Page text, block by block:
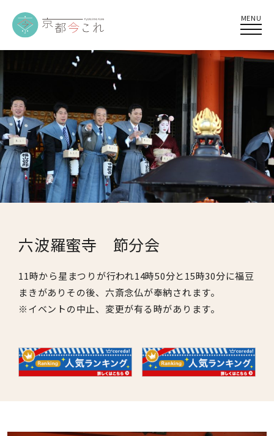
MENU
六波羅蜜寺 節分会
11時から星まつりが行われ14時50分と15時30分に福豆
まきがありその後、六斎念仏が奉納されます。
※イベントの中止、変更が有る時があります。